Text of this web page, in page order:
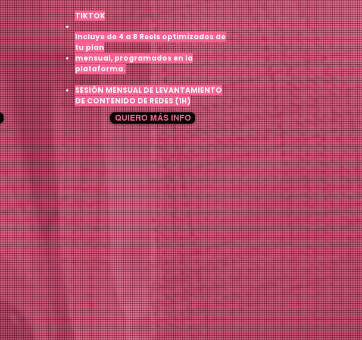
TIKTOK
Incluye de 4 a 8 Reels optimizados de
tu plan
mensual, programados en la
plataforma.
SESIÓN MENSUAL DE LEVANTAMIENTO
DE CONTENIDO DE REDES (1H)
QUIERO MÁS INFO